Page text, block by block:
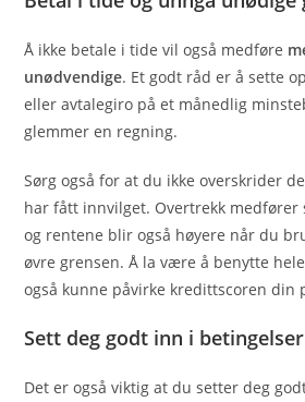
Å ikke betale i tide vil også medføre
unødvendige. Et godt råd er å sette
eller avtalegiro på et månedlig
glemmer en regning.
Sørg også for at du ikke overskrider
har fått innvilget. Overtrekk medfører
og rentene blir også høyere når du
øvre grensen. Å la være å benytte
også kunne påvirke kredittscoren din
Sett deg godt inn i
Det er også viktig at du setter deg